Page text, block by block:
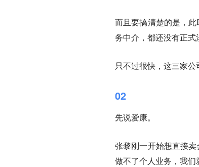
而且要搞清楚的是，
务中介，都还没有正式
只不过很快，这三家公
02
先说爱康。
张黎刚一开始想直接
做不了个人业务，我们